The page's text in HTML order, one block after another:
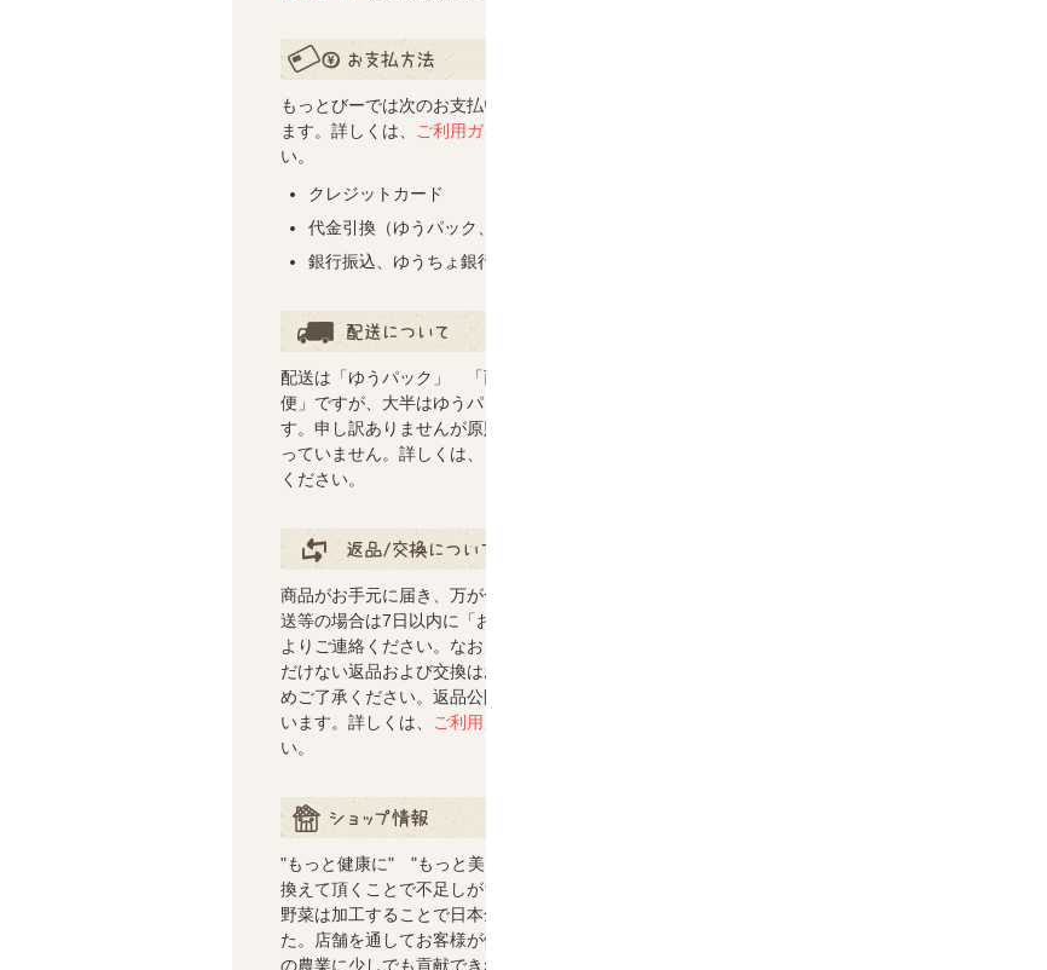
お支払い方法について
もっとびーでは次のお支払い方法を用意しており
ます。詳しくは、
ご利用ガイド
い。
クレジットカード
代金引換（ゆうパック、西濃運輸）
銀行振込、ゆうちょ銀行振替（前払いのみ）
配送について
配送は「ゆうパック」 「西濃運輸のカンガルー
便」ですが、大半はゆうパックの配送となりま
す。申し訳ありませんが原則配送会社の指定は承
っていません。詳しくは、
ください。
返品/交換について
商品がお手元に届き、万が一、汚損・不良品・誤
送等の場合は7日以内に「お問い合わせ」ページ
よりご連絡ください。なお、事前にご連絡をいた
だけない返品および交換はお受けできません。予
めご了承ください。返品公開できない商品もござ
います。詳しくは、
ご利用ガイド
い。
ショップ情報
"もっと健康に" "もっと美しく" "もっと野菜を"をストアコンセプトに普段の食生活に当店の食材を
換えて頂くことで不足しがちな野菜を手軽に摂れることを目指して作ったお店です。日本各地の美味
野菜は加工することで日本全国で美味しく頂けます。野菜ソムリエが日本各地を巡って仕入れてきま
た。店舗を通してお客様が健康で楽しい食生活がおくれますように、また各地の野菜や果物を通して
の農業に少しでも貢献できればという思いでいっぱいです。